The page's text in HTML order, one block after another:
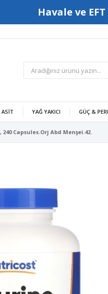
Havale ve
YAĞ YAKICI GÜÇ &
Capsules.Orj Abd Menşei.42.